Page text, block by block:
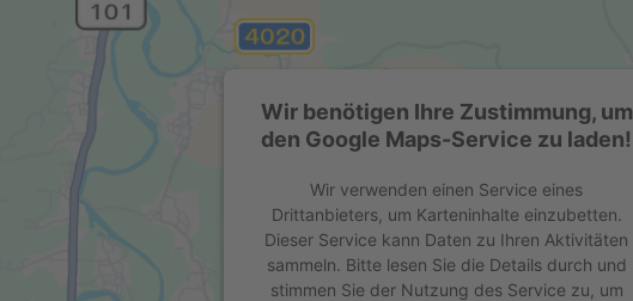
Wir benötigen Ihre Zustimmung, um
den Google Maps-Service zu laden!
Wir verwenden einen Service eines
Drittanbieters, um Karteninhalte einzubetten.
Dieser Service kann Daten zu Ihren Aktivitäten
sammeln. Bitte lesen Sie die Details durch und
stimmen Sie der Nutzung des Service zu, um